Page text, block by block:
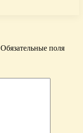
Обязательные поля